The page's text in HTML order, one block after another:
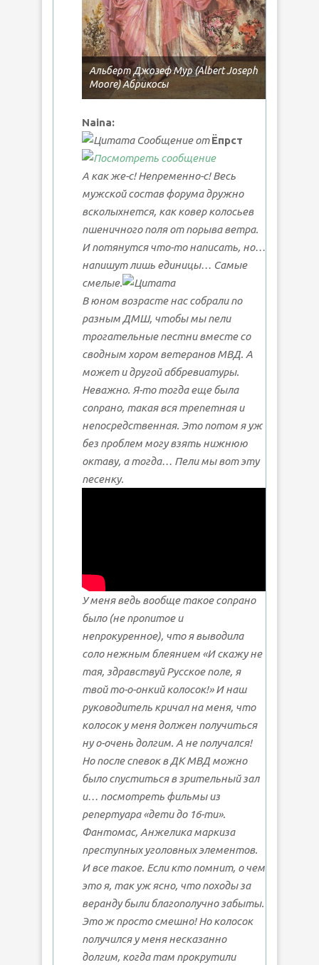
Альберт Джозеф Мур (Albert Joseph
Moore) Абрикосы
Naina:
Сообщение отЁпрст
А как же-с! Непременно-с! Весь
мужской состав форума дружно
всколыхнется, как ковер колосьев
пшеничного поля от порыва ветра.
И потянутся что-то написать, но…
напишут лишь единицы… Самые
смелые.
В юном возрасте нас собрали по
разным ДМШ, чтобы мы пели
трогательные пестни вместе со
сводным хором ветеранов МВД. А
может и другой аббревиатуры.
Неважно. Я-то тогда еще была
сопрано, такая вся трепетная и
непосредственная. Это потом я уж
без проблем могу взять нижнюю
октаву, а тогда… Пели мы вот эту
песенку.
У меня ведь вообще такое сопрано
было (не пропитое и
непрокуренное), что я выводила
соло нежным блеянием «И скажу не
тая, здравствуй Русское поле, я
твой то-о-онкий колосок!» И наш
руководитель кричал на меня, что
колосок у меня должен получиться
ну о-очень долгим. А не получался!
Но после спевок в ДК МВД можно
было спуститься в зрительный зал
и… посмотреть фильмы из
репертуара «дети до 16-ти».
Фантомас, Анжелика маркиза
преступных уголовных элементов.
И все такое. Если кто помнит, о чем
это я, так уж ясно, что походы за
веранду были благополучно забыты.
Это ж просто смешно! Но колосок
получился у меня несказанно
долгим, когда там прокрутили